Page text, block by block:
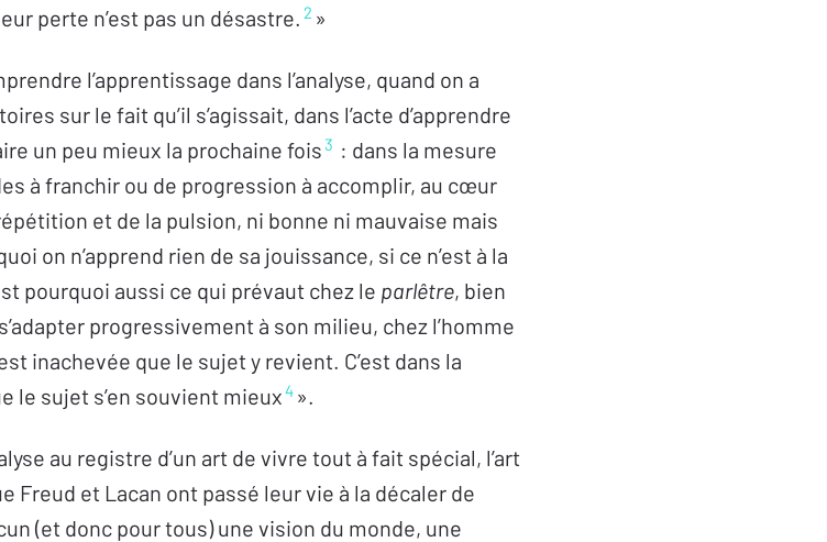
perte n’est pas un désastre. 2 »
l’apprentissage dans l’analyse, quand on a
sur le fait qu’il s’agissait, dans l’acte d’apprendre
un peu mieux la prochaine fois3 : dans la mesure
à franchir ou de progression à accomplir, au cœur
et de la pulsion, ni bonne ni mauvaise mais
on n’apprend rien de sa jouissance, si ce n’est à la
pourquoi aussi ce qui prévaut chez le parlêtre, bien
progressivement à son milieu, chez l’homme
inachevée que le sujet y revient. C’est dans la
le sujet s’en souvient mieux4 ».
au registre d’un art de vivre tout à fait spécial, l’art
Freud et Lacan ont passé leur vie à la décaler de
(et donc pour tous) une vision du monde, une